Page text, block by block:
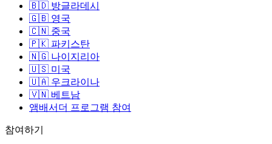
🇧🇩 방글라데시
🇬🇧 영국
🇨🇳 중국
🇵🇰 파키스탄
🇳🇬 나이지리아
🇺🇸 미국
🇺🇦 우크라이나
🇻🇳 베트남
앰배서더 프로그램 참여
참여하기